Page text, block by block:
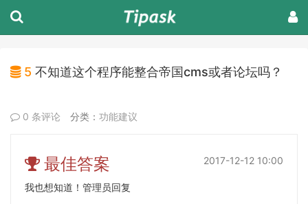
5 不知道这个程序能整合帝国cms或者论坛吗？
0 条评论 分类： 功能建议
最佳答案 2017-12-12 10:00
我也想知道！管理员回复